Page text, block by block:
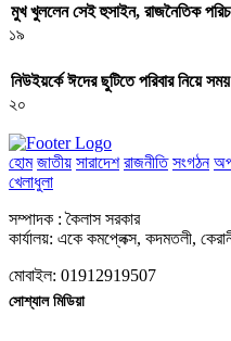
মুখ খুললেন সেই হুসাইন, রাজনৈতিক
১৯
নিউইয়র্কে ঈদের ছুটিতে পরিবার নিয়ে
২০
হোম জাতীয় সারাদেশ রাজনীতি সংগঠন
খেলাধুলা
সম্পাদক : কৈলাস সরকার
কার্যালয়: একে কমপ্লেক্স, কদমতলী,
মোবাইল: 01912919507
সোশ্যাল মিডিয়া